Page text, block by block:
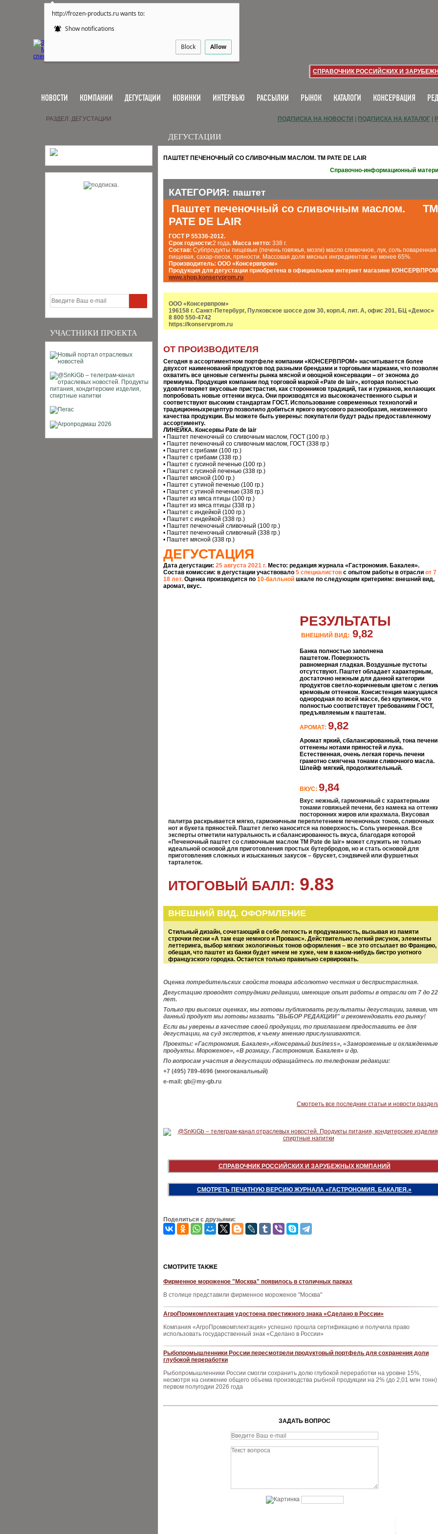
http://frozen-products.ru wants to:
Show notifications
Block Allow
СПРАВОЧНИК РОССИЙСКИХ И
НОВОСТИ КОМПАНИИ ДЕГУСТАЦИИ НОВИНКИ ИНТЕРВЬЮ РАССЫЛКИ РЫНОК КАТАЛОГИ КОНСЕРВАЦИЯ
УЧАСТНИКИ ПРОЕКТА
РАЗДЕЛ: ДЕГУСТАЦИИ ПОДПИСКА НА НОВОСТИ ПОДПИСКА НА КАТАЛОГ
ДЕГУСТАЦИИ
ПАШТЕТ ПЕЧЕНОЧНЫЙ СО СЛИВОЧНЫМ МАСЛОМ. ТМ PATE DE LAIR
Справочно-информационный
КАТЕГОРИЯ: паштет
Паштет печеночный со сливочным маслом. ТМ
PATE DE LAIR
ГОСТ Р 55336-2012.
Срок годности:2 года. Масса нетто: 338 г.
Состав: Субпродукты пищевые (печень говяжья, мозги) масло сливочное, лук, соль поваренная
пищевая, сахар-песок, пряности. Массовая доля мясных ингредиентов: не менее 65%.
Производитель: ООО «Консервпром»
Продукция для дегустации приобретена в официальном интернет магазине КОНСЕРВПРОМ
www.shop.konservprom.ru
ООО «Консервпром»
196158 г. Санкт-Петербург, Пулковское шоссе дом 30, корп.4, лит. А, офис 201, БЦ «Демос»
8 800 550-4742
https://konservprom.ru
ОТ ПРОИЗВОДИТЕЛЯ
Сегодня в ассортиментном портфеле компании «КОНСЕРВПРОМ» насчитывается более
двухсот наименований продуктов под разными брендами и торговыми марками, что
охватить все ценовые сегменты рынка мясной и овощной консервации – от эконома до
премиума. Продукция компании под торговой маркой «Pate de lair», которая полностью
удовлетворяет вкусовые пристрастия, как сторонников традиций, так и гурманов, желающих
попробовать новые оттенки вкуса. Они производятся из высококачественного сырья и
соответствуют высоким стандартам ГОСТ. Использование современных технологий и
традиционныхрецептур позволило добиться яркого вкусового разнообразия, неизменного
качества продукции. Вы можете быть уверены: покупатели будут рады предоставленному
ассортименту.
ЛИНЕЙКА. Консервы Pate de lair
• Паштет печеночный со сливочным маслом, ГОСТ (100 гр.)
• Паштет печеночный со сливочным маслом, ГОСТ (338 гр.)
• Паштет с грибами (100 гр.)
• Паштет с грибами (338 гр.)
• Паштет с гусиной печенью (100 гр.)
• Паштет с гусиной печенью (338 гр.)
• Паштет мясной (100 гр.)
• Паштет с утиной печенью (100 гр.)
• Паштет с утиной печенью (338 гр.)
• Паштет из мяса птицы (100 гр.)
• Паштет из мяса птицы (338 гр.)
• Паштет с индейкой (100 гр.)
• Паштет с индейкой (338 гр.)
• Паштет печеночный сливочный (100 гр.)
• Паштет печеночный сливочный (338 гр.)
• Паштет мясной (338 гр.)
ДЕГУСТАЦИЯ
Дата дегустации: 25 августа 2021 г. Место: редакция журнала «Гастрономия. Бакалея».
Состав комиссии: в дегустации участвовало 5 специалистов с опытом работы в отрасли от
18 лет. Оценка производится по 10-балльной шкале по следующим критериям: внешний вид,
аромат, вкус.
РЕЗУЛЬТАТЫ
ВНЕШНИЙ ВИД: 9,82
Банка полностью заполнена
паштетом. Поверхность
равномерная гладкая. Воздушные пустоты
отсутствуют. Паштет обладает характерным,
достаточно нежным для данной категории
продуктов светло-коричневым цветом с
кремовым оттенком. Консистенция
однородная по всей массе, без крупинок, что
полностью соответствует требованиям ГОСТ,
предъявляемым к паштетам.
АРОМАТ: 9,82
Аромат яркий, сбалансированный, тона печени
оттенены нотами пряностей и лука.
Естественная, очень легкая горечь печени
грамотно смягчена тонами сливочного масла.
Шлейф мягкий, продолжительный.
ВКУС: 9,84
Вкус нежный, гармоничный с характерными
тонами говяжьей печени, без намека на
посторонних жиров или крахмала. Вкусовая
палитра раскрывается мягко, гармоничным переплетением печеночных тонов, сливочных
нот и букета пряностей. Паштет легко наносится на поверхность. Соль умеренная. Все
эксперты отметили натуральность и сбалансированность вкуса, благодаря которой
«Печеночный паштет со сливочным маслом ТМ Pate de lair» может служить не только
идеальной основой для приготовления простых бутербродов, но и стать основой для
приготовления сложных и изысканных закусок – брускет, сэндвичей или фуршетных
тарталеток.
ИТОГОВЫЙ БАЛЛ: 9.83
ВНЕШНИЙ ВИД. ОФОРМЛЕНИЕ
Стильный дизайн, сочетающий в себе легкость и продуманность, вызывая из памяти
строчки песни «А там еще немного и Прованс». Действительно легкий рисунок, элементы
леттеринга, выбор мягких экологичных тонов оформления – все это отсылает во Францию,
обещая, что паштет из банки будет ничем не хуже, чем в каком-нибудь бистро уютного
французского городка. Остается только правильно сервировать.
Оценка потребительских свойств товара абсолютно честная и беспристрастная.
Дегустацию проводят сотрудники редакции, имеющие опыт работы в отрасли от 7 до 22
лет.
Только при высоких оценках, мы готовы публиковать результаты дегустации, заявив,
данный продукт мы готовы назвать "ВЫБОР РЕДАКЦИИ" и рекомендовать его рынку!
Если вы уверены в качестве своей продукции, то приглашаем предоставить ее для
дегустации, на суд экспертов, к чьему мнению прислушиваются.
Проекты: «Гастрономия. Бакалея»,«Консервный business», «Замороженные и охлажденные
продукты. Мороженое», «В розницу. Гастрономия. Бакалея» и др.
По вопросам участия в дегустации обращайтесь по телефонам редакции:
+7 (495) 789-4696 (многоканальный)
e-mail: gb@my-gb.ru
Смотреть все последние статьи и новости
СПРАВОЧНИК РОССИЙСКИХ И ЗАРУБЕЖНЫХ КОМПАНИЙ
СМОТРЕТЬ ПЕЧАТНУЮ ВЕРСИЮ ЖУРНАЛА «ГАСТРОНОМИЯ. БАКАЛЕЯ.»
Поделиться с друзьями:
CМОТРИТЕ ТАКЖЕ
Фирменное мороженое "Москва" появилось в столичных парках
В столице представили фирменное мороженое "Москва"
АгроПромкомплектация удостоена престижного знака «Сделано в России»
Компания «АгроПромкомплектация» успешно прошла сертификацию и получила право
использовать государственный знак «Сделано в России»
Рыбопромышленники России пересмотрели продуктовый портфель для сохранения доли
глубокой переработки
Рыбопромышленники России смогли сохранить долю глубокой переработки на уровне 15%,
несмотря на снижение общего объема производства рыбной продукции на 2% (до 2,01 млн тонн)
первом полугодии 2026 года
ЗАДАТЬ ВОПРОС